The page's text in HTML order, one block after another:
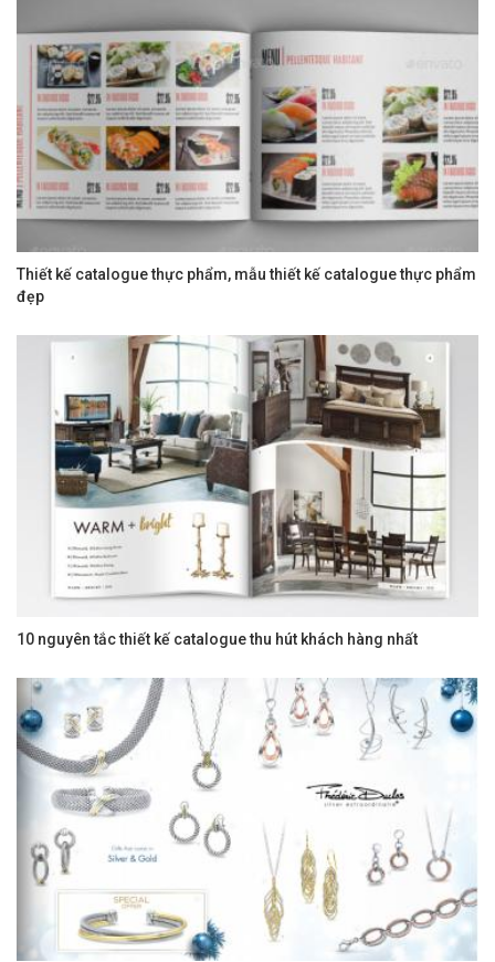
Thiết kế catalogue thực phẩm, mẫu thiết kế catalogue thực phẩm
đẹp
10 nguyên tắc thiết kế catalogue thu hút khách hàng nhất